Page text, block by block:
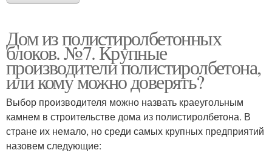
Дом из полистиролбетонных
блоков. №7. Крупные
производители полистиролбетона,
или кому можно доверять?
Выбор производителя можно назвать краеугольным
камнем в строительстве дома из полистиролбетона. В
стране их немало, но среди самых крупных предприятий
назовем следующие: